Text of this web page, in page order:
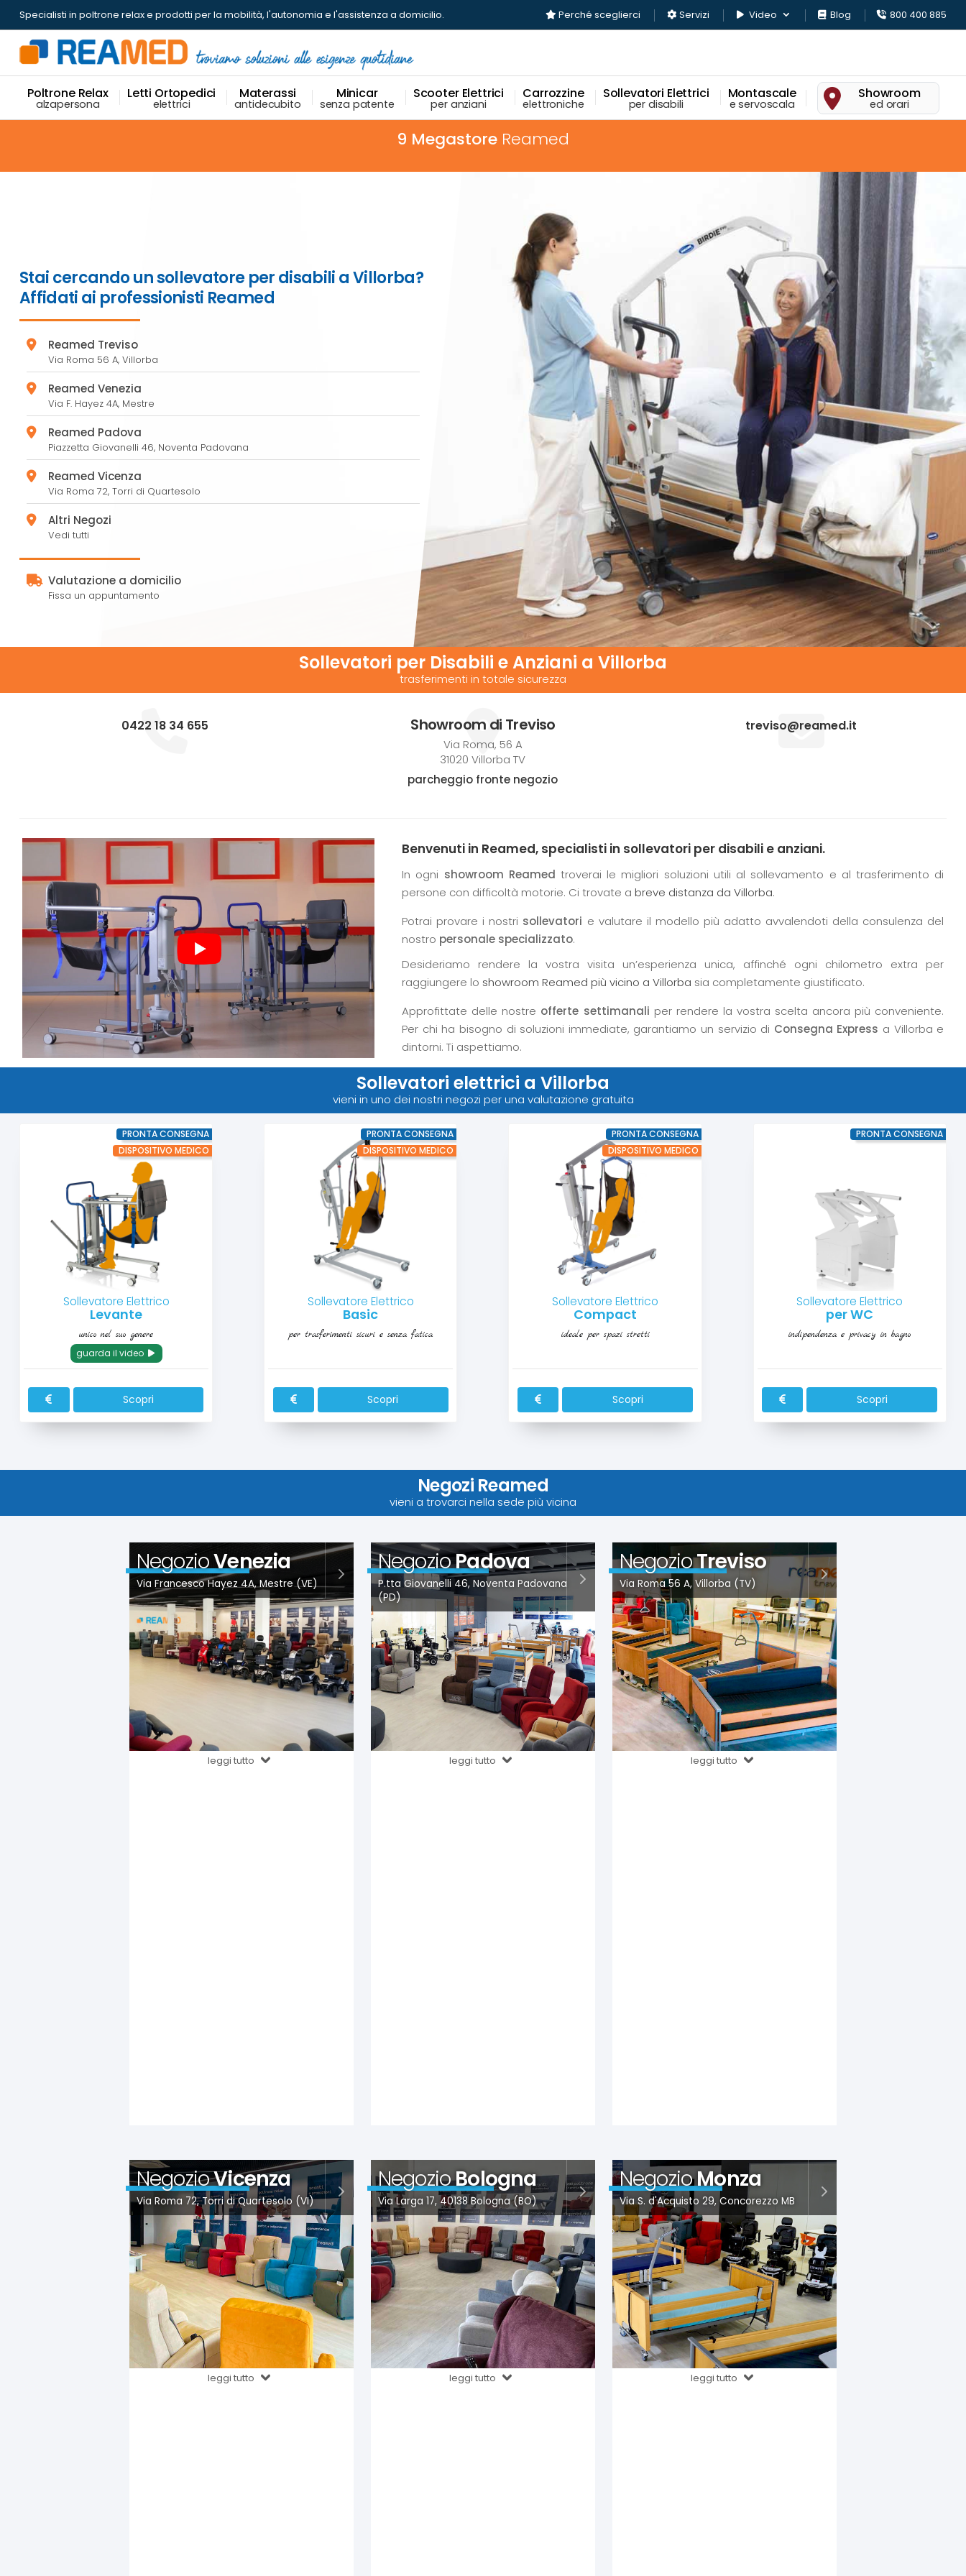
Specialisti in poltrone relaxe prodotti per la mobilità, l'autonomia e l'assistenza a domicilio. Perché sceglierci Servizi Video Blog 800 400 885
Poltrone Relax
alzapersona
Letti Ortopedici
elettrici
Materassi
antidecubito
Minicar
senza patente
Scooter Elettrici
per anziani
Carrozzine
elettroniche
Sollevatori Elettrici
per disabili
Montascale
e servoscala
Showroom
ed orari
9 Megastore Reamed
Stai cercando un sollevatore per disabili a Villorba?
Affidati ai professionisti Reamed
Reamed Treviso
Via Roma 56 A, Villorba
Reamed Venezia
Via F. Hayez 4A, Mestre
Reamed Padova
Piazzetta Giovanelli 46, Noventa Padovana
Reamed Vicenza
Via Roma 72, Torri di Quartesolo
Altri Negozi
Vedi tutti
Valutazione a domicilio
Fissa un appuntamento
Sollevatori per Disabili e Anziani a Villorba
trasferimenti in totale sicurezza
0422 18 34 655 Showroom di Treviso
Via Roma, 56 A
31020 Villorba TV
parcheggio fronte negozio
treviso@reamed.it
Benvenuti in Reamed, specialisti in sollevatori per disabili e anziani.
In ogni showroom Reamed troverai le migliori soluzioni utili al sollevamento e al trasferimento di
persone con difficoltà motorie. Ci trovate abreve distanza da Villorba.
Potrai provare i nostri sollevatori e valutare il modello più adatto avvalendoti della consulenza del
nostro personale specializzato.
Desideriamo rendere la vostra visita un’esperienza unica, affinché ogni chilometro extra per
raggiungere lo showroom Reamed più vicino a Villorba sia completamente giustificato.
Approfittate delle nostre offerte settimanali per rendere la vostra scelta ancora più conveniente.
Per chi ha bisogno di soluzioni immediate, garantiamo un servizio di Consegna Express a Villorba e
dintorni. Ti aspettiamo.
Sollevatori elettrici a Villorba
vieni in uno dei nostri negozi per una valutazione gratuita
PRONTA CONSEGNA
DISPOSITIVO MEDICO
Sollevatore Elettrico
Levante
unico nel suo genere
guarda il video
Scopri
PRONTA CONSEGNA
DISPOSITIVO MEDICO
Sollevatore Elettrico
Basic
per trasferimenti sicuri e senza fatica
Scopri
PRONTA CONSEGNA
DISPOSITIVO MEDICO
Sollevatore Elettrico
Compact
ideale per spazi stretti
Scopri
PRONTA CONSEGNA
Sollevatore Elettrico
per WC
indipendenza e privacy in bagno
Scopri
Negozi Reamed
vieni a trovarci nella sede più vicina
NegozioVenezia
Via Francesco Hayez 4A, Mestre (VE)
leggi tutto
NegozioPadova
P.tta Giovanelli 46, Noventa Padovana
(PD)
leggi tutto
NegozioTreviso
Via Roma 56 A, Villorba (TV)
leggi tutto
NegozioVicenza
Via Roma 72, Torri di Quartesolo (VI)
leggi tutto
NegozioBologna
Via Larga 17, 40138 Bologna (BO)
leggi tutto
NegozioMonza
Via S. d'Acquisto 29, Concorezzo MB
leggi tutto